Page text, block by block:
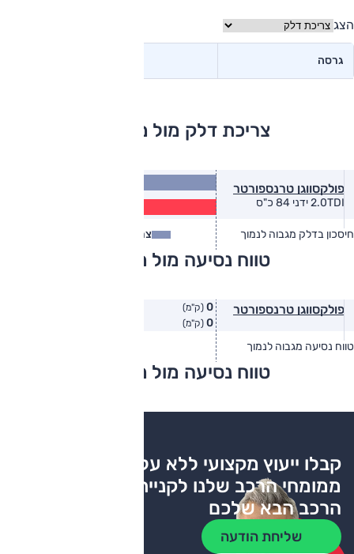
הצג
גרסה
צריכת דלק מול מתחרים
פולקסווגן טרנספורטר
2.0TDI ידני 84 כ"ס
חיסכון בדלק מגבוה לנמוך צריכת דלק
טווח נסיעה מול מתחרים
פולקסווגן טרנספורטר 0 (ק"מ)
0 (ק"מ)
טווח נסיעה מגבוה לנמוך
טווח נסיעה מול מתחרים
קבלו ייעוץ מקצועי ללא עלות
ממומחי הרכב שלנו לקניית
הרכב הבא שלכם
שליחת הודעה